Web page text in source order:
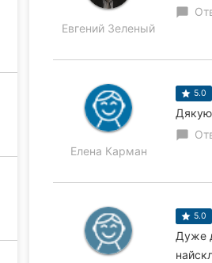
Евгений Зеленый
chat_bubble
Елена Карман
5.0
Дякую
chat_bubble
5.0
Дуже